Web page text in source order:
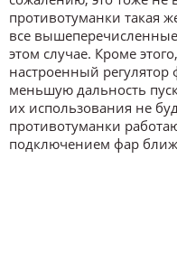
противотуманки такая
все вышеперечисленные
этом случае. Кроме
настроенный
меньшую дальность
их использования не
противотуманки
подключением фар